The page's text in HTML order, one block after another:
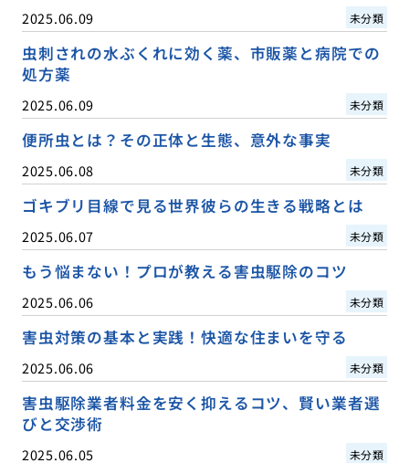
2025.06.09 未分類
虫刺されの水ぶくれに効く薬、市販薬と病院での
処方薬
2025.06.09 未分類
便所虫とは？その正体と生態、意外な事実
2025.06.08 未分類
ゴキブリ目線で見る世界彼らの生きる戦略とは
2025.06.07 未分類
もう悩まない！プロが教える害虫駆除のコツ
2025.06.06 未分類
害虫対策の基本と実践！快適な住まいを守る
2025.06.06 未分類
害虫駆除業者料金を安く抑えるコツ、賢い業者選
びと交渉術
2025.06.05 未分類